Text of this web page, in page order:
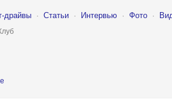
драйвы · Статьи · Интервью · Фото ·